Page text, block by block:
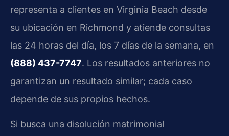
representa a clientes en Virginia Beach desde
su ubicación en Richmond y atiende consultas
las 24 horas del día, los 7 días de la semana, en
(888) 437-7747. Los resultados anteriores no
garantizan un resultado similar; cada caso
depende de sus propios hechos.
Si busca una disolución matrimonial